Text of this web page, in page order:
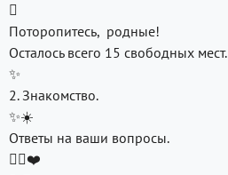

Поторопитесь, родные!
Осталось всего 15 свободных мест.
✨
2. Знакомство.
✨☀️
Ответы на ваши вопросы.
❤️